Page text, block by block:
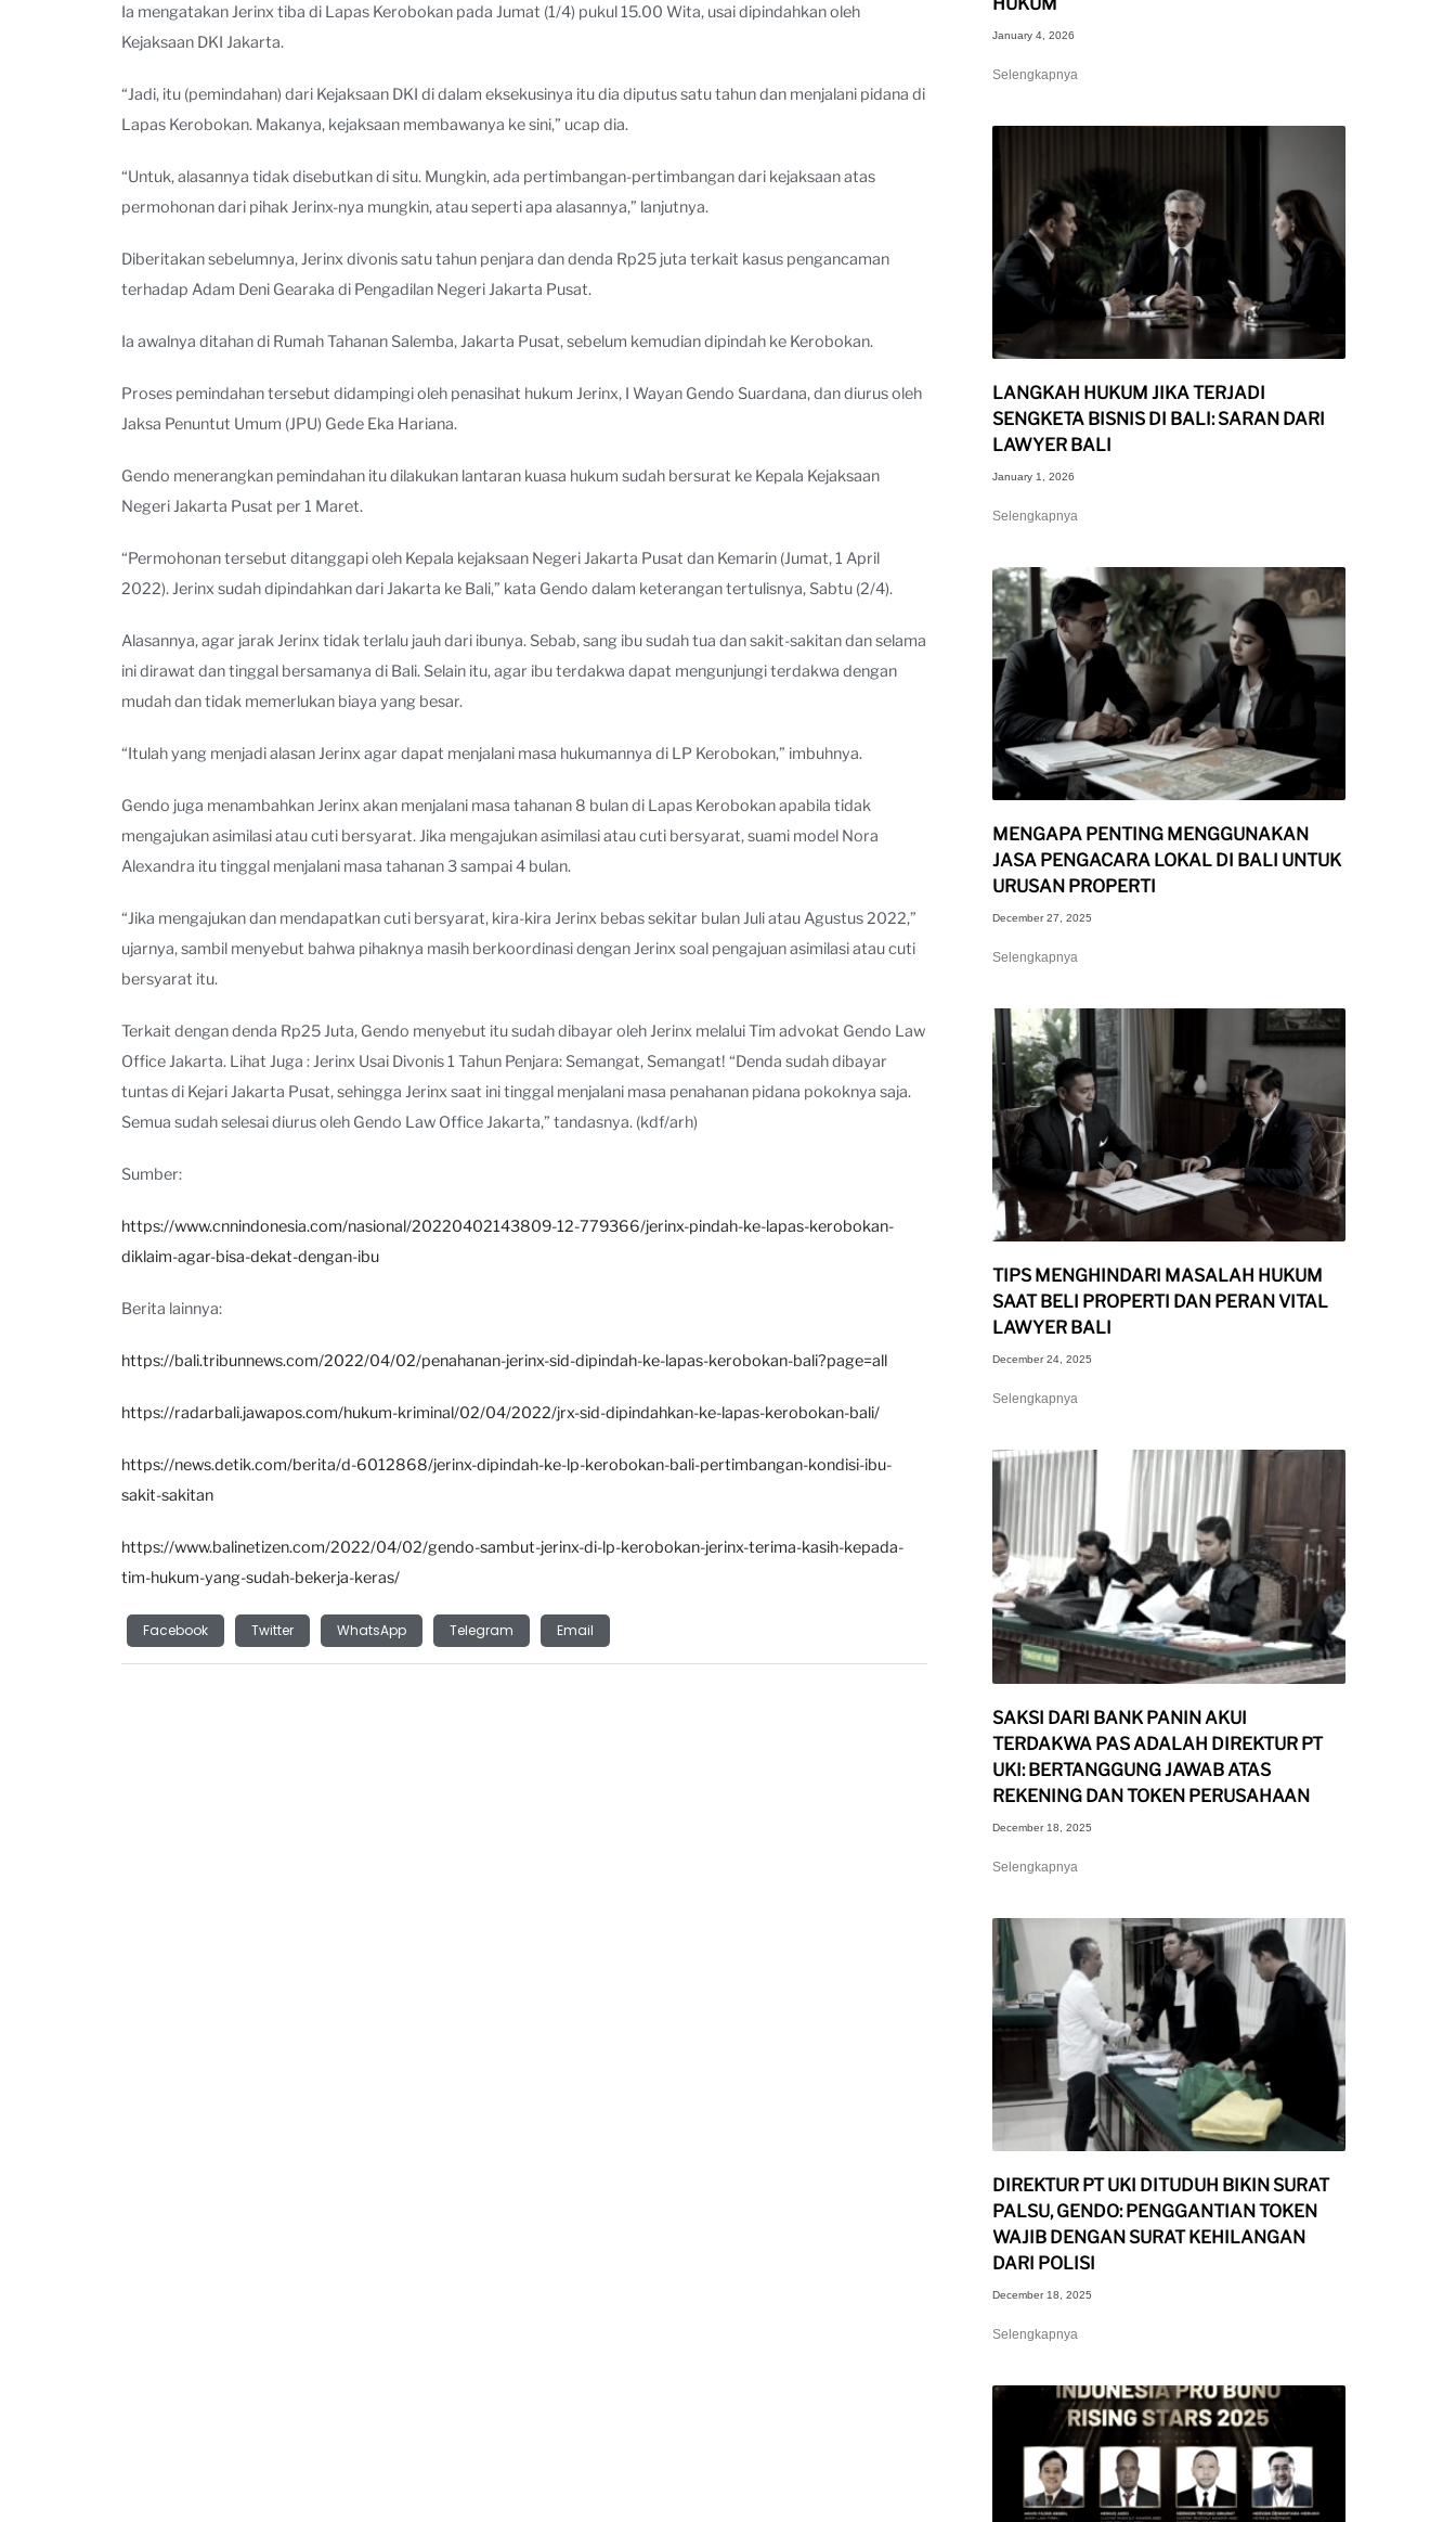
Ia mengatakan Jerinx tiba di Lapas Kerobokan pada Jumat (1/4) pukul 15.00 Wita, usai dipindahkan oleh
Kejaksaan DKI Jakarta.
“Jadi, itu (pemindahan) dari Kejaksaan DKI di dalam eksekusinya itu dia diputus satu tahun dan menjalani pidana di
Lapas Kerobokan. Makanya, kejaksaan membawanya ke sini,” ucap dia.
“Untuk, alasannya tidak disebutkan di situ. Mungkin, ada pertimbangan-pertimbangan dari kejaksaan atas
permohonan dari pihak Jerinx-nya mungkin, atau seperti apa alasannya,” lanjutnya.
Diberitakan sebelumnya, Jerinx divonis satu tahun penjara dan denda Rp25 juta terkait kasus pengancaman
terhadap Adam Deni Gearaka di Pengadilan Negeri Jakarta Pusat.
Ia awalnya ditahan di Rumah Tahanan Salemba, Jakarta Pusat, sebelum kemudian dipindah ke Kerobokan.
Proses pemindahan tersebut didampingi oleh penasihat hukum Jerinx, I Wayan Gendo Suardana, dan diurus oleh
Jaksa Penuntut Umum (JPU) Gede Eka Hariana.
Gendo menerangkan pemindahan itu dilakukan lantaran kuasa hukum sudah bersurat ke Kepala Kejaksaan
Negeri Jakarta Pusat per 1 Maret.
“Permohonan tersebut ditanggapi oleh Kepala kejaksaan Negeri Jakarta Pusat dan Kemarin (Jumat, 1 April
2022). Jerinx sudah dipindahkan dari Jakarta ke Bali,” kata Gendo dalam keterangan tertulisnya, Sabtu (2/4).
Alasannya, agar jarak Jerinx tidak terlalu jauh dari ibunya. Sebab, sang ibu sudah tua dan sakit-sakitan dan selama
ini dirawat dan tinggal bersamanya di Bali. Selain itu, agar ibu terdakwa dapat mengunjungi terdakwa dengan
mudah dan tidak memerlukan biaya yang besar.
“Itulah yang menjadi alasan Jerinx agar dapat menjalani masa hukumannya di LP Kerobokan,” imbuhnya.
Gendo juga menambahkan Jerinx akan menjalani masa tahanan 8 bulan di Lapas Kerobokan apabila tidak
mengajukan asimilasi atau cuti bersyarat. Jika mengajukan asimilasi atau cuti bersyarat, suami model Nora
Alexandra itu tinggal menjalani masa tahanan 3 sampai 4 bulan.
“Jika mengajukan dan mendapatkan cuti bersyarat, kira-kira Jerinx bebas sekitar bulan Juli atau Agustus 2022,”
ujarnya, sambil menyebut bahwa pihaknya masih berkoordinasi dengan Jerinx soal pengajuan asimilasi atau cuti
bersyarat itu.
Terkait dengan denda Rp25 Juta, Gendo menyebut itu sudah dibayar oleh Jerinx melalui Tim advokat Gendo Law
Office Jakarta. Lihat Juga : Jerinx Usai Divonis 1 Tahun Penjara: Semangat, Semangat! “Denda sudah dibayar
tuntas di Kejari Jakarta Pusat, sehingga Jerinx saat ini tinggal menjalani masa penahanan pidana pokoknya saja.
Semua sudah selesai diurus oleh Gendo Law Office Jakarta,” tandasnya. (kdf/arh)
Sumber:
https://www.cnnindonesia.com/nasional/20220402143809-12-779366/jerinx-pindah-ke-lapas-kerobokan-
diklaim-agar-bisa-dekat-dengan-ibu
Berita lainnya:
https://bali.tribunnews.com/2022/04/02/penahanan-jerinx-sid-dipindah-ke-lapas-kerobokan-bali?page=all
https://radarbali.jawapos.com/hukum-kriminal/02/04/2022/jrx-sid-dipindahkan-ke-lapas-kerobokan-bali/
https://news.detik.com/berita/d-6012868/jerinx-dipindah-ke-lp-kerobokan-bali-pertimbangan-kondisi-ibu-
sakit-sakitan
https://www.balinetizen.com/2022/04/02/gendo-sambut-jerinx-di-lp-kerobokan-jerinx-terima-kasih-kepada-
tim-hukum-yang-sudah-bekerja-keras/
Facebook Twitter WhatsApp Telegram Email
January 4, 2026
Selengkapnya
LANGKAH HUKUM JIKA TERJADI
SENGKETA BISNIS DI BALI: SARAN DARI
LAWYER BALI
January 1, 2026
Selengkapnya
MENGAPA PENTING MENGGUNAKAN
JASA PENGACARA LOKAL DI BALI UNTUK
URUSAN PROPERTI
December 27, 2025
Selengkapnya
TIPS MENGHINDARI MASALAH HUKUM
SAAT BELI PROPERTI DAN PERAN VITAL
LAWYER BALI
December 24, 2025
Selengkapnya
SAKSI DARI BANK PANIN AKUI
TERDAKWA PAS ADALAH DIREKTUR PT
UKI: BERTANGGUNG JAWAB ATAS
REKENING DAN TOKEN PERUSAHAAN
December 18, 2025
Selengkapnya
DIREKTUR PT UKI DITUDUH BIKIN SURAT
PALSU, GENDO: PENGGANTIAN TOKEN
WAJIB DENGAN SURAT KEHILANGAN
DARI POLISI
December 18, 2025
Selengkapnya